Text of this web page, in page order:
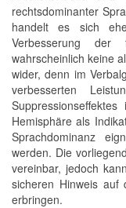
rechtsdominanter
handelt es sich
Verbesserung der
wahrscheinlich keine
wider, denn im
verbesserten
Hemisphäre als
Sprachdominanz
werden. Die
vereinbar, jedoch
sicheren Hinweis auf
erbringen.